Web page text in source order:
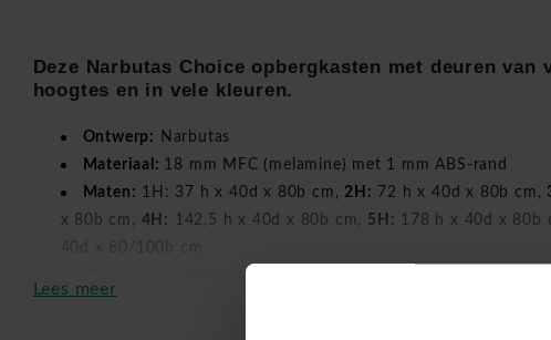
Deze Narbutas Choice opbergkasten met deuren van
hoogtes en in vele kleuren.
Ontwerp:
Narbutas
Materiaal: 18 mm MFC (melamine) met 1 mm ABS-rand
Maten: 1H: 37 h x 40d x 80b cm, 2H: 72 h x 40d x 80b cm,
x 80b cm, 4H: 142,5 h x 40d x 80b cm, 5H: 178 h x 40d x 80b
zie stalenkaart bijlage
Lees meer